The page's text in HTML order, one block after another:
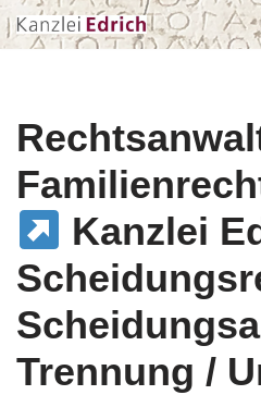
Kanzlei
Trennung /